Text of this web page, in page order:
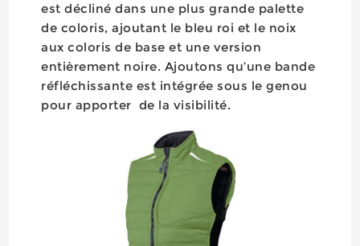
est décliné dans une plus grande palette
de coloris, ajoutant le bleu roi et le noix
aux coloris de base et une version
entièrement noire. Ajoutons qu’une bande
réfléchissante est intégrée sous le genou
pour apporter de la visibilité.